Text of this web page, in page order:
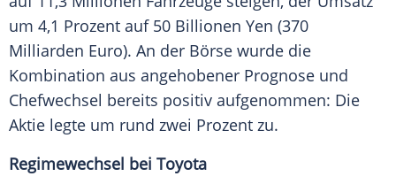
um 4,1 Prozent auf 50 Billionen Yen (370
Milliarden Euro). An der Börse wurde die
Kombination aus angehobener Prognose und
Chefwechsel bereits positiv aufgenommen: Die
Aktie legte um rund zwei Prozent zu.
Regimewechsel bei Toyota